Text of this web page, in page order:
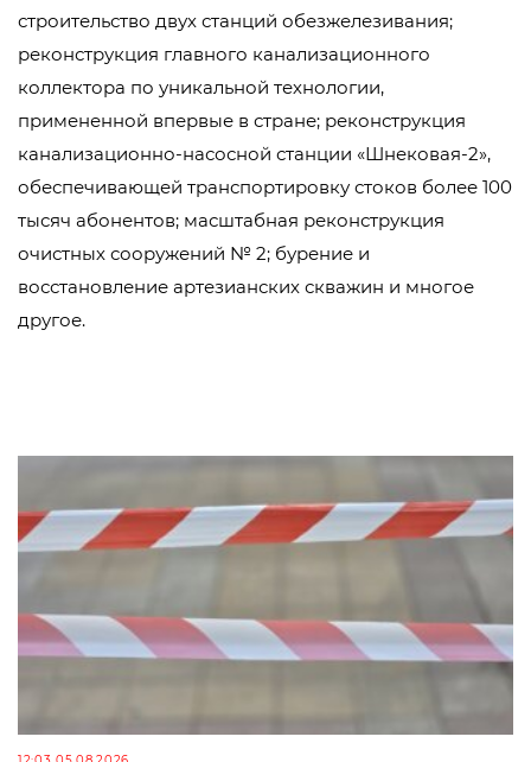
строительство двух станций обезжелезивания;
реконструкция главного канализационного
коллектора по уникальной технологии,
примененной впервые в стране; реконструкция
канализационно-насосной станции «Шнековая-2»,
обеспечивающей транспортировку стоков более 100
тысяч абонентов; масштабная реконструкция
очистных сооружений № 2; бурение и
восстановление артезианских скважин и многое
другое.